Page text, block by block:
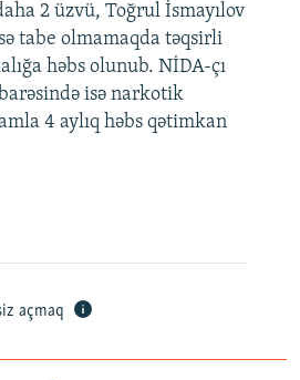
2 üzvü, Toğrul İsmayılov
tabe olmamaqda təqsirli
həbs olunub. NİDA-çı
isə narkotik
4 aylıq həbs qətimkan
açmaq